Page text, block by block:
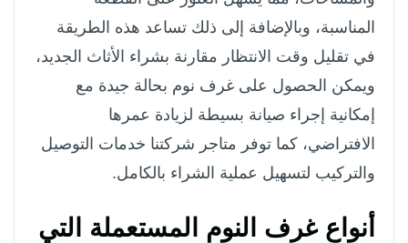
المناسبة، وبالإضافة إلى ذلك تساعد هذه الطريقة
في تقليل وقت الانتظار مقارنة بشراء الأثاث الجديد،
ويمكن الحصول على غرف نوم بحالة جيدة مع
إمكانية إجراء صيانة بسيطة لزيادة عمرها
الافتراضي، كما توفر متاجر شركتنا خدمات التوصيل
والتركيب لتسهيل عملية الشراء بالكامل.
أنواع غرف النوم المستعملة التي